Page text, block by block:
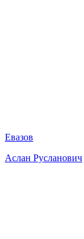
Евазов
Аслан Русланович